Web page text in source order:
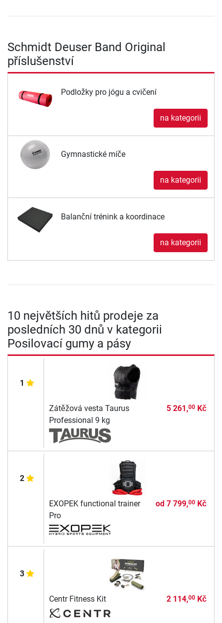
Schmidt Deuser Band Original
příslušenství
Podložky pro jógu a cvičení
na kategorii
Gymnastické míče
na kategorii
Balanční trénink a koordinace
na kategorii
10 největších hitů prodeje za
posledních 30 dnů v kategorii
Posilovací gumy a pásy
1
Zátěžová vesta Taurus
Professional 9 kg
5 261,00Kč
2
EXOPEK functional trainer
Pro
od 7 799,00Kč
3
Centr Fitness Kit 2 114,00Kč